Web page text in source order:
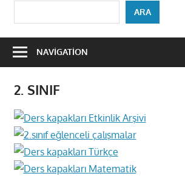
ARA
NAVIGATION
2. SINIF